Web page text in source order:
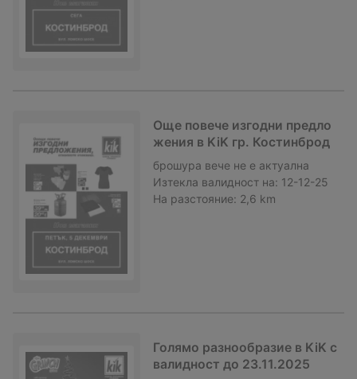
Още повече изгодни предло
жения в KiK гр. Костинброд
брошура вече не е актуална
Изтекла валидност на: 12-12-25
На разстояние: 2,6 km
Голямо разнообразие в KiK с
валидност до 23.11.2025